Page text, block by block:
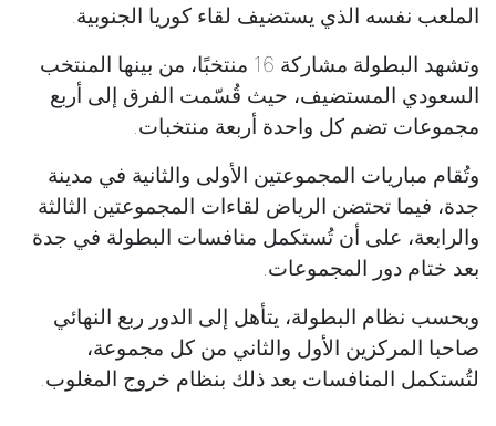
الملعب نفسه الذي يستضيف لقاء كوريا الجنوبية.
وتشهد البطولة مشاركة 16 منتخبًا، من بينها المنتخب
السعودي المستضيف، حيث قُسّمت الفرق إلى أربع
مجموعات تضم كل واحدة أربعة منتخبات.
وتُقام مباريات المجموعتين الأولى والثانية في مدينة
جدة، فيما تحتضن الرياض لقاءات المجموعتين الثالثة
والرابعة، على أن تُستكمل منافسات البطولة في جدة
بعد ختام دور المجموعات.
وبحسب نظام البطولة، يتأهل إلى الدور ربع النهائي
صاحبا المركزين الأول والثاني من كل مجموعة،
لتُستكمل المنافسات بعد ذلك بنظام خروج المغلوب.